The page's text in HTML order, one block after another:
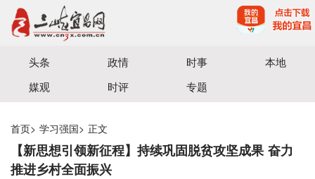
宜昌三峡融媒体中心主办
头条 政情 时事
本地
媒观
时评 专题
首页> 学习强国> 正文
【新思想引领新征程】持续巩固脱贫攻坚成果 奋力
推进乡村全面振兴